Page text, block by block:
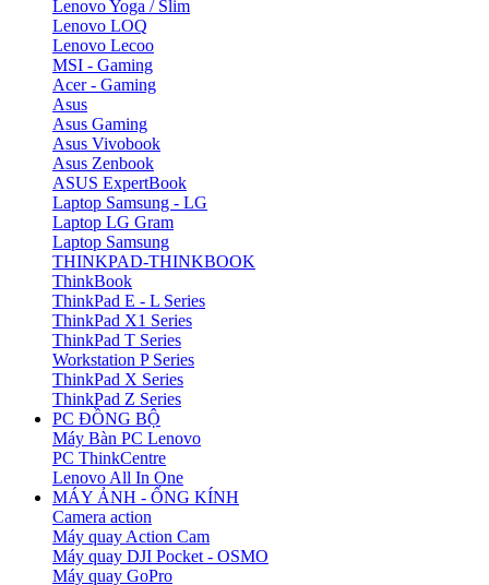
Lenovo Yoga / Slim
Lenovo LOQ
Lenovo Lecoo
MSI - Gaming
Acer - Gaming
Asus
Asus Gaming
Asus Vivobook
Asus Zenbook
ASUS ExpertBook
Laptop Samsung - LG
Laptop LG Gram
Laptop Samsung
THINKPAD-THINKBOOK
ThinkBook
ThinkPad E - L Series
ThinkPad X1 Series
ThinkPad T Series
Workstation P Series
ThinkPad X Series
ThinkPad Z Series
PC ĐỒNG BỘ
Máy Bàn PC Lenovo
PC ThinkCentre
Lenovo All In One
MÁY ẢNH - ỐNG KÍNH
Camera action
Máy quay Action Cam
Máy quay DJI Pocket - OSMO
Máy quay GoPro